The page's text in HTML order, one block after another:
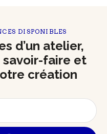
DISPONIBLES
d’un atelier,
savoir-faire et
création